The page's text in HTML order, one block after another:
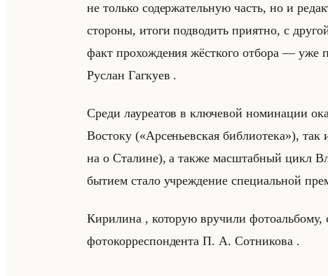
не только со­дер­жа­тельную часть, но и
стороны, итоги подводить приятно, с
факт прохождения жёсткого отбора — уже
Рус­лан Гаг­ку­ев .
Среди ла­уре­атов в клю­че­вой но­ми­на­ции
Во­сто­ку («Арсеньевская библиотека»),
на о Ста­лине), а также мас­штаб­ный цикл
бы­ти­ем стало учре­жде­ние спе­ци­альной
Ки­ри­ли­на , ко­то­рую вру­чи­ли
фо­то­кор­ре­спон­ден­та П. А. Сот­ни­ко­ва .